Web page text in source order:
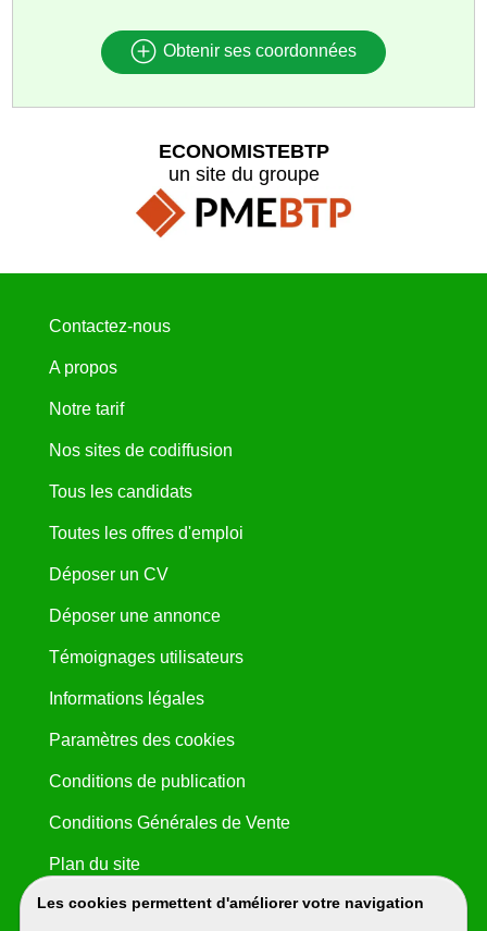
Obtenir ses coordonnées
Les cookies permettent d'améliorer votre navigation
ECONOMISTEBTP
un site du groupe
Contactez-nous
A propos
Notre tarif
Nos sites de codiffusion
Tous les candidats
Toutes les offres d'emploi
Déposer un CV
Déposer une annonce
Témoignages utilisateurs
Informations légales
Paramètres des cookies
Conditions de publication
Conditions Générales de Vente
Plan du site